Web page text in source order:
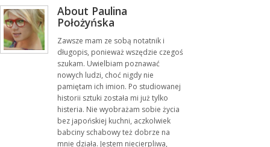
About Paulina
Położyńska
Zawsze mam ze sobą notatnik i
długopis, ponieważ wszędzie czegoś
szukam. Uwielbiam poznawać
nowych ludzi, choć nigdy nie
pamiętam ich imion. Po studiowanej
historii sztuki została mi już tylko
histeria. Nie wyobrażam sobie życia
bez japońskiej kuchni, aczkolwiek
babciny schabowy też dobrze na
mnie działa. Jestem niecierpliwa,